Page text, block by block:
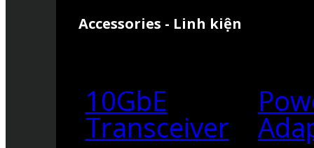
Accessories - Linh kiện
10GbE
Transceiver